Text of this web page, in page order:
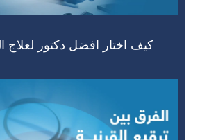
كيف اختار افضل دكتور لعلاج